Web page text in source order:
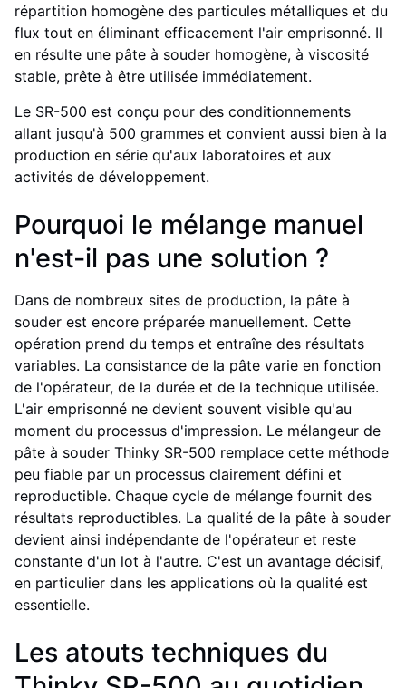
répartition homogène des particules métalliques et du
flux tout en éliminant efficacement l'air emprisonné. Il
en résulte une pâte à souder homogène, à viscosité
stable, prête à être utilisée immédiatement.
Le SR-500 est conçu pour des conditionnements
allant jusqu'à 500 grammes et convient aussi bien à la
production en série qu'aux laboratoires et aux
activités de développement.
Pourquoi le mélange manuel
n'est-il pas une solution ?
Dans de nombreux sites de production, la pâte à
souder est encore préparée manuellement. Cette
opération prend du temps et entraîne des résultats
variables. La consistance de la pâte varie en fonction
de l'opérateur, de la durée et de la technique utilisée.
L'air emprisonné ne devient souvent visible qu'au
moment du processus d'impression. Le mélangeur de
pâte à souder Thinky SR-500 remplace cette méthode
peu fiable par un processus clairement défini et
reproductible. Chaque cycle de mélange fournit des
résultats reproductibles. La qualité de la pâte à souder
devient ainsi indépendante de l'opérateur et reste
constante d'un lot à l'autre. C'est un avantage décisif,
en particulier dans les applications où la qualité est
essentielle.
Les atouts techniques du